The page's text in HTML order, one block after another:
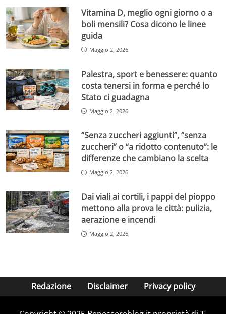
Vitamina D, meglio ogni giorno o a
boli mensili? Cosa dicono le linee
guida
Maggio 2, 2026
Palestra, sport e benessere: quanto
costa tenersi in forma e perché lo
Stato ci guadagna
Maggio 2, 2026
“Senza zuccheri aggiunti”, “senza
zuccheri” o “a ridotto contenuto”: le
differenze che cambiano la scelta
Maggio 2, 2026
Dai viali ai cortili, i pappi del pioppo
mettono alla prova le città: pulizia,
aerazione e incendi
Maggio 2, 2026
Redazione Disclaimer Privacy policy